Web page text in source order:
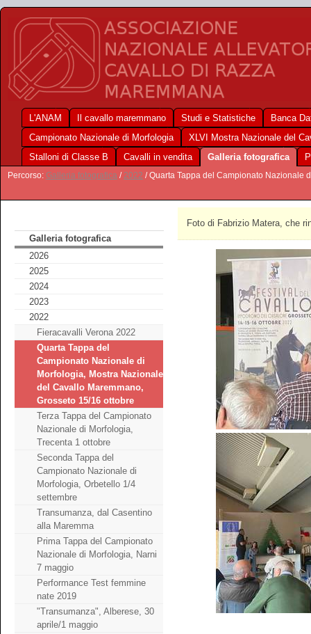
L'ANAM Il cavallo maremmano Studi e Statistiche
Banca
Campionato Nazionale di Morfologia
XLVI Mostra Nazionale del
Stalloni di Classe B
Cavalli in vendita Galleria fotografica
Percorso: Galleria fotografica /2022 / Quarta Tappa del Campionato Nazionale
Galleria fotografica
2026
2025
2024
2023
2022
Fieracavalli Verona 2022
Quarta Tappa del
Campionato Nazionale di
Morfologia, Mostra Nazionale
del Cavallo Maremmano,
Grosseto 15/16 ottobre
Terza Tappa del Campionato
Nazionale di Morfologia,
Trecenta 1 ottobre
Seconda Tappa del
Campionato Nazionale di
Morfologia, Orbetello 1/4
settembre
Transumanza, dal Casentino
alla Maremma
Prima Tappa del Campionato
Nazionale di Morfologia, Narni
7 maggio
Performance Test femmine
nate 2019
"Transumanza", Alberese, 30
aprile/1 maggio
Foto di Fabrizio Matera, che